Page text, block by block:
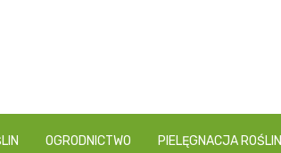
OGRODNICTWO PIELĘGNACJA ROŚLIN